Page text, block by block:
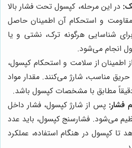
در این مرحله، کپسول تحت فشار بالا
مقاومت و استحکام آن اطمینان حاصل
شناسایی هرگونه ترک، نشتی و یا
انجام می‌شود.
اطمینان از سلامت و استحکام کپسول،
حریق مناسب، شارژ می‌کنند. مقدار مواد
مطابق با مشخصات کپسول باشد.
فشار: پس از شارژ کپسول، فشار داخل
می‌شود. فشارسنج کپسول، باید عدد
تا کپسول در هنگام استفاده، عملکرد